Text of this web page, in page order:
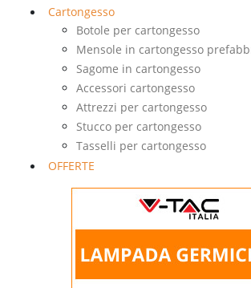
Cartongesso
Botole per cartongesso
Mensole in cartongesso
Sagome in cartongesso
Accessori cartongesso
Attrezzi per cartongesso
Stucco per cartongesso
Tasselli per cartongesso
OFFERTE